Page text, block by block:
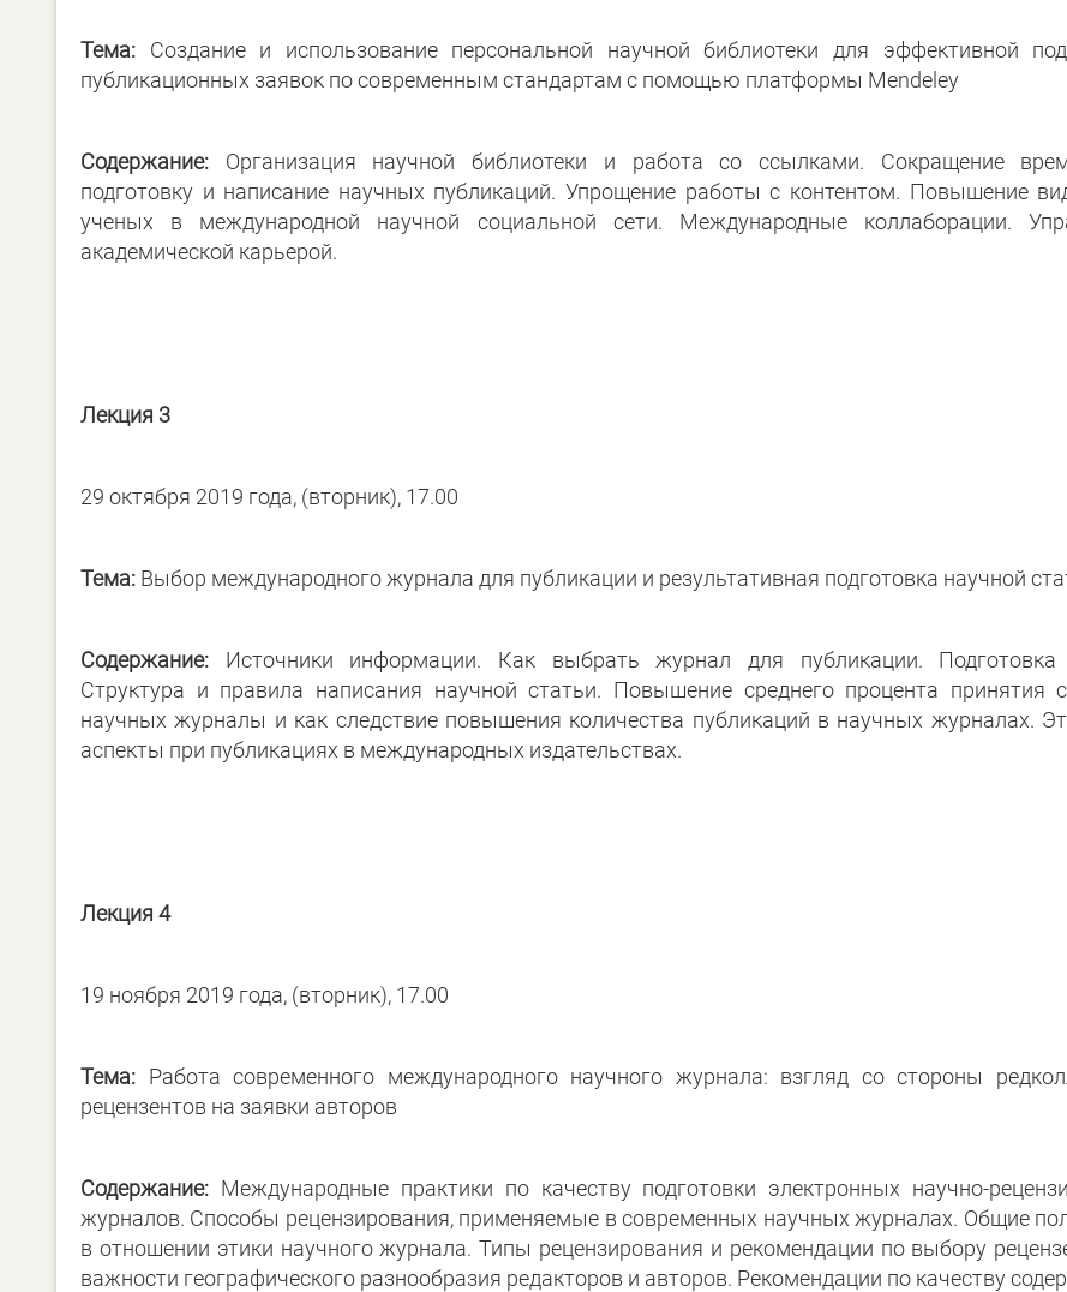
Тема: Создание и использование персональной научной библиотеки для эффективной
публикационных заявок по современным стандартам с помощью платформы Mendeley
Содержание: Организация научной библиотеки и работа со ссылками. Сокращение
подготовку и написание научных публикаций. Упрощение работы с контентом. Повышение
ученых в международной научной социальной сети. Международные коллаборации.
академической карьерой.
Лекция 3
29 октября 2019 года, (вторник), 17.00
Тема: Выбор международного журнала для публикации и результативная подготовка научной
Содержание: Источники информации. Как выбрать журнал для публикации. Подготовка
Структура и правила написания научной статьи. Повышение среднего процента принятия
научных журналы и как следствие повышения количества публикаций в научных журналах.
аспекты при публикациях в международных издательствах.
Лекция 4
19 ноября 2019 года, (вторник), 17.00
Тема: Работа современного международного научного журнала: взгляд со стороны
рецензентов на заявки авторов
Содержание: Международные практики по качеству подготовки электронных научно-
журналов. Способы рецензирования, применяемые в современных научных журналах. Общие
в отношении этики научного журнала. Типы рецензирования и рекомендации по выбору
важности географического разнообразия редакторов и авторов. Рекомендации по качеству